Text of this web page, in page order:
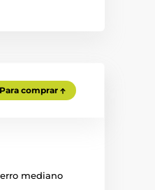
Para comprar
mediano